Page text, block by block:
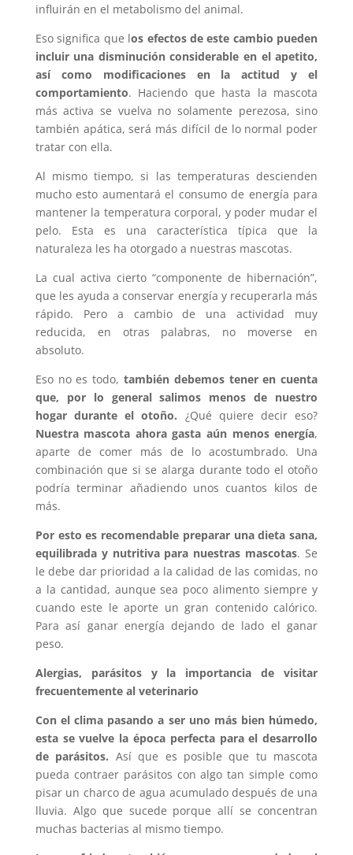
influirán en el metabolismo del animal.
Eso significa que los efectos de este cambio pueden
incluir una disminución considerable en el apetito,
así como modificaciones en la actitud y el
comportamiento. Haciendo que hasta la mascota
más activa se vuelva no solamente perezosa, sino
también apática, será más difícil de lo normal poder
tratar con ella.
Al mismo tiempo, si las temperaturas descienden
mucho esto aumentará el consumo de energía para
mantener la temperatura corporal, y poder mudar el
pelo. Esta es una característica típica que la
naturaleza les ha otorgado a nuestras mascotas.
La cual activa cierto “componente de hibernación”,
que les ayuda a conservar energía y recuperarla más
rápido. Pero a cambio de una actividad muy
reducida, en otras palabras, no moverse en
absoluto.
Eso no es todo, también debemos tener en cuenta
que, por lo general salimos menos de nuestro
hogar durante el otoño. ¿Qué quiere decir eso?
Nuestra mascota ahora gasta aún menos energía,
aparte de comer más de lo acostumbrado. Una
combinación que si se alarga durante todo el otoño
podría terminar añadiendo unos cuantos kilos de
más.
Por esto es recomendable preparar una dieta sana,
equilibrada y nutritiva para nuestras mascotas. Se
le debe dar prioridad a la calidad de las comidas, no
a la cantidad, aunque sea poco alimento siempre y
cuando este le aporte un gran contenido calórico.
Para así ganar energía dejando de lado el ganar
peso.
Alergias, parásitos y la importancia de visitar
frecuentemente al veterinario
Con el clima pasando a ser uno más bien húmedo,
esta se vuelve la época perfecta para el desarrollo
de parásitos. Así que es posible que tu mascota
pueda contraer parásitos con algo tan simple como
pisar un charco de agua acumulado después de una
lluvia. Algo que sucede porque allí se concentran
muchas bacterias al mismo tiempo.